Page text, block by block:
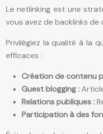
Le netlinking est une
vous avez de backlinks
Privilégiez la qualité à la
efficaces :
Création de contenu
Guest blogging :
Relations publiques :
Participation à des